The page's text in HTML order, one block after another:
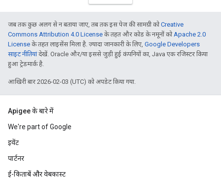
जब तक कुछ अलग से न बताया जाए, तब तक इस पेज की सामग्री कोCreative
Commons Attribution 4.0 License के तहत और कोड के नमूनों कोApache 2.0
License के तहत लाइसेंस मिला है. ज़्यादा जानकारी के लिए, Google Developers
साइट नीतियांदेखें. Oracle और/या इससे जुड़ी हुई कंपनियों का, Java एक रजिस्टर किया
हुआ ट्रेडमार्क है.
आखिरी बार 2026-02-03 (UTC) को अपडेट किया गया.
Apigee के बारे में
We're part of Google
इवेंट
पार्टनर
ई-किताबें और वेबकास्ट